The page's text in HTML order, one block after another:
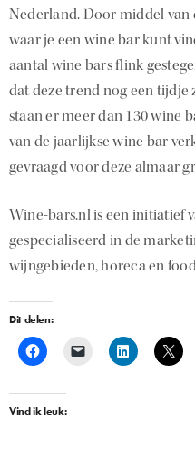
Nederland. Door middel van
waar je een wine bar kunt
aantal wine bars flink
dat deze trend nog een
staan er meer dan 130 wine
van de jaarlijkse wine bar
gevraagd voor deze almaar
Wine-bars.nl is een initiatief
gespecialiseerd in de
wijngebieden, horeca en
Dit delen:
Vind ik leuk: